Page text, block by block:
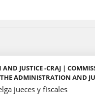
JUSTICE -CRAJ |
ADMINISTRATION AND
jueces y fiscales